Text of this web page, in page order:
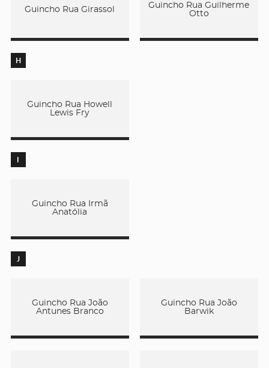
Guincho Rua Girassol
Guincho Rua Guilherme
Otto
H
Guincho Rua Howell
Lewis Fry
I
Guincho Rua Irmã
Anatólia
J
Guincho Rua João
Antunes Branco
Guincho Rua João
Barwik